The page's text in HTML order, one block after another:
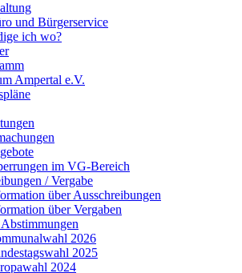
und Bürgerservice
ich wo?
Ampertal e.V.
im VG-Bereich
/ Vergabe
über Ausschreibungen
über Vergaben
2026
2025
2024